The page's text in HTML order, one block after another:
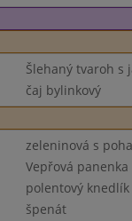
Šlehaný tvaroh s
čaj bylinkový
zeleninová s
Vepřová
polentový knedlík
špenát